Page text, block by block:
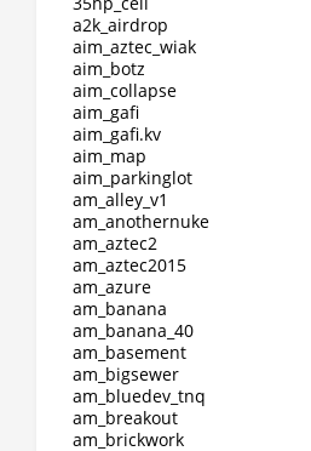
a2k_airdrop
aim_aztec_wiak
aim_botz
aim_collapse
aim_gafi
aim_gafi.kv
aim_map
aim_parkinglot
am_alley_v1
am_anothernuke
am_aztec2
am_aztec2015
am_azure
am_banana
am_banana_40
am_basement
am_bigsewer
am_bluedev_tnq
am_breakout
am_brickwork